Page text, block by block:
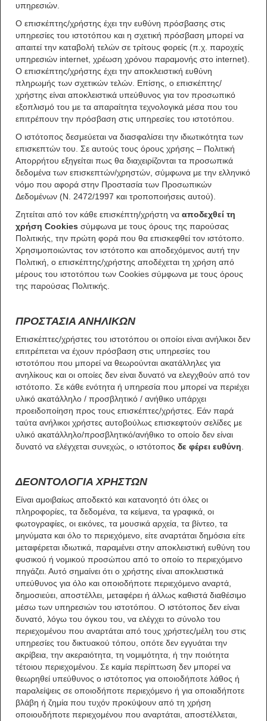
υπηρεσιών.
Ο επισκέπτης/χρήστης έχει την ευθύνη πρόσβασης στις
υπηρεσίες του ιστοτόπου και η σχετική πρόσβαση μπορεί να
απαιτεί την καταβολή τελών σε τρίτους φορείς (π.χ. παροχείς
υπηρεσιών internet, χρέωση χρόνου παραμονής στο internet).
Ο επισκέπτης/χρήστης έχει την αποκλειστική ευθύνη
πληρωμής των σχετικών τελών. Επίσης, ο επισκέπτης/
χρήστης είναι αποκλειστικά υπεύθυνος για τον προσωπικό
εξοπλισμό του με τα απαραίτητα τεχνολογικά μέσα που του
επιτρέπουν την πρόσβαση στις υπηρεσίες του ιστοτόπου.
Ο ιστότοπος δεσμεύεται να διασφαλίσει την ιδιωτικότητα των
επισκεπτών του. Σε αυτούς τους όρους χρήσης – Πολιτική
Απορρήτου εξηγείται πως θα διαχειρίζονται τα προσωπικά
δεδομένα των επισκεπτών/χρηστών, σύμφωνα με την ελληνικό
νόμο που αφορά στην Προστασία των Προσωπικών
Δεδομένων (Ν. 2472/1997 και τροποποιήσεις αυτού).
Ζητείται από τον κάθε επισκέπτη/χρήστη να αποδεχθεί τη
χρήση Cookies σύμφωνα με τους όρους της παρούσας
Πολιτικής, την πρώτη φορά που θα επισκεφθεί τον ιστότοπο.
Χρησιμοποιώντας τον ιστότοπο και αποδεχόμενος αυτή την
Πολιτική, ο επισκέπτης/χρήστης αποδέχεται τη χρήση από
μέρους του ιστοτόπου των Cookies σύμφωνα με τους όρους
της παρούσας Πολιτικής.
ΠΡΟΣΤΑΣΙΑ ΑΝΗΛΙΚΩΝ
Επισκέπτες/χρήστες του ιστοτόπου οι οποίοι είναι ανήλικοι δεν
επιτρέπεται να έχουν πρόσβαση στις υπηρεσίες του
ιστοτόπου που μπορεί να θεωρούνται ακατάλληλες για
ανηλίκους και οι οποίες δεν είναι δυνατό να ελεγχθούν από τον
ιστότοπο. Σε κάθε ενότητα ή υπηρεσία που μπορεί να περιέχει
υλικό ακατάλληλο / προσβλητικό / ανήθικο υπάρχει
προειδοποίηση προς τους επισκέπτες/χρήστες. Εάν παρά
ταύτα ανήλικοι χρήστες αυτοβούλως επισκεφτούν σελίδες με
υλικό ακατάλληλο/προσβλητικό/ανήθικο το οποίο δεν είναι
δυνατό να ελέγχεται συνεχώς, ο ιστότοπος δε φέρει ευθύνη
ΔΕΟΝΤΟΛΟΓΙΑ ΧΡΗΣΤΩΝ
Είναι αμοιβαίως αποδεκτό και κατανοητό ότι όλες οι
πληροφορίες, τα δεδομένα, τα κείμενα, τα γραφικά, οι
φωτογραφίες, οι εικόνες, τα μουσικά αρχεία, τα βίντεο, τα
μηνύματα και όλο το περιεχόμενο, είτε αναρτάται δημόσια είτε
μεταφέρεται ιδιωτικά, παραμένει στην αποκλειστική ευθύνη του
φυσικού ή νομικού προσώπου από το οποίο το περιεχόμενο
πηγάζει. Αυτό σημαίνει ότι ο χρήστης είναι αποκλειστικά
υπεύθυνος για όλο και οποιοδήποτε περιεχόμενο αναρτά,
δημοσιεύει, αποστέλλει, μεταφέρει ή άλλως καθιστά διαθέσιμο
μέσω των υπηρεσιών του ιστοτόπου. Ο ιστότοπος δεν είναι
δυνατό, λόγω του όγκου του, να ελέγχει το σύνολο του
περιεχομένου που αναρτάται από τους χρήστες/μέλη του στις
υπηρεσίες του δικτυακού τόπου, οπότε δεν εγγυάται την
ακρίβεια, την ακεραιότητα, τη νομιμότητα, ή την ποιότητα
τέτοιου περιεχομένου. Σε καμία περίπτωση δεν μπορεί να
θεωρηθεί υπεύθυνος ο ιστότοπος για οποιοδήποτε λάθος ή
παραλείψεις σε οποιοδήποτε περιεχόμενο ή για οποιαδήποτε
βλάβη ή ζημία που τυχόν προκύψουν από τη χρήση
οποιουδήποτε περιεχομένου που αναρτάται, αποστέλλεται,